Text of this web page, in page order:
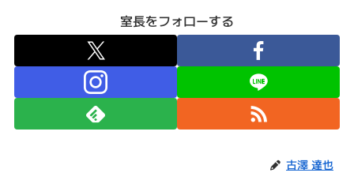
室長をフォローする
古澤 達也